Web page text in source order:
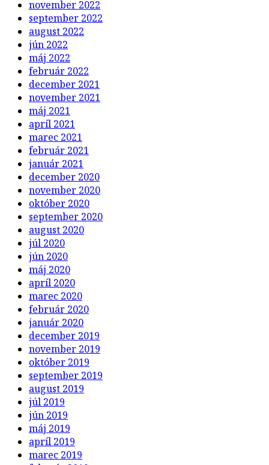
november 2022
september 2022
august 2022
jún 2022
máj 2022
február 2022
december 2021
november 2021
máj 2021
apríl 2021
marec 2021
február 2021
január 2021
december 2020
november 2020
október 2020
september 2020
august 2020
júl 2020
jún 2020
máj 2020
apríl 2020
marec 2020
február 2020
január 2020
december 2019
november 2019
október 2019
september 2019
august 2019
júl 2019
jún 2019
máj 2019
apríl 2019
marec 2019